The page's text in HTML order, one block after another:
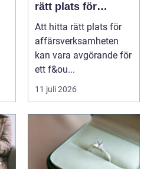
rätt plats för
affärsverksamhete
Att hitta rätt plats för
affärsverksamheten
kan vara avgörande för
ett f&ou...
11 juli 2026